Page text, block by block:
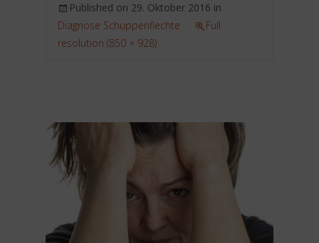
Published on 29. Oktober 2016 in
Diagnose Schuppenflechte
Full
resolution (850 × 928)